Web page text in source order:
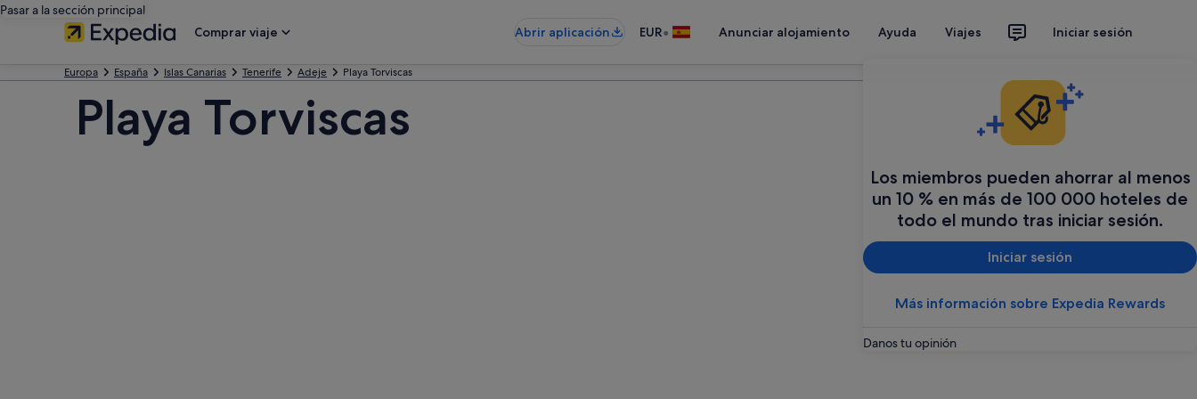
Pasar a la sección principal
Comprar viaje
Abrir aplicación EUR• Anunciar alojamiento Ayuda Viajes Iniciar sesión
Los miembros pueden ahorrar al menos
un 10 % en más de 100 000 hoteles de
todo el mundo tras iniciar sesión.
Iniciar sesión
Más información sobre Expedia Rewards
Danos tu opinión
Europa España Islas Canarias Tenerife Adeje Playa Torviscas
Playa Torviscas